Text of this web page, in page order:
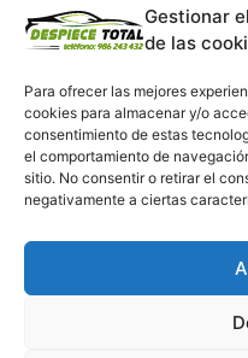
Gestionar
de las
Para ofrecer las mejores
cookies para almacenar y/o
consentimiento de estas
el comportamiento de
sitio. No consentir o retirar el
negativamente a ciertas
Política de Cookies
Servicio al cliente
Contacto
986 243 432
608 867 074
Mi cuenta
Mi Cuenta